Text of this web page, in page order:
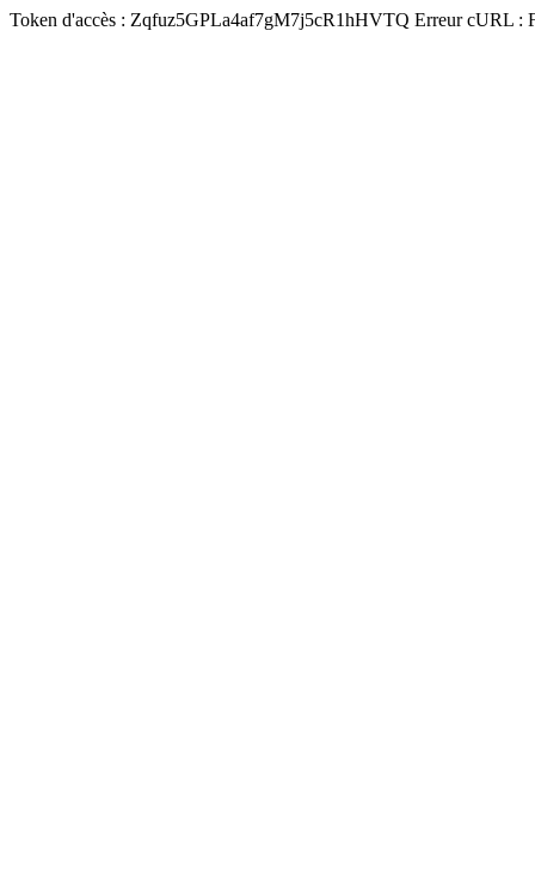
Token d'accès : Zqfuz5GPLa4af7gM7j5cR1hHVTQ Erreur cURL :